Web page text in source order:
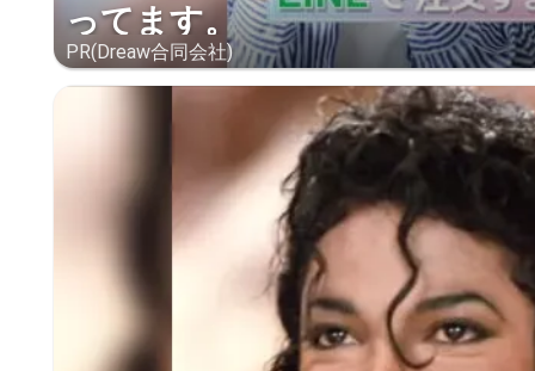
ってます。
PR(Dreaw合同会社)